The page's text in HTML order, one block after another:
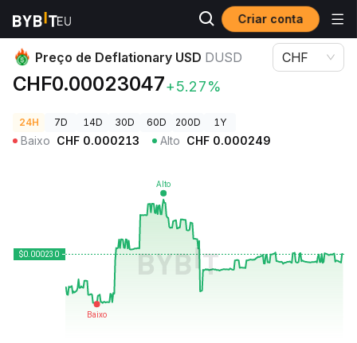
Criar conta
Preços de Criptomoedas Preço de Deflationary USD DUSD
Preço de Deflationary USD DUSD
CHF0.00023047+5.27%
CHF
24H 7D 14D 30D 60D 200D 1Y
Baixo CHF 0.000213 Alto CHF 0.000249